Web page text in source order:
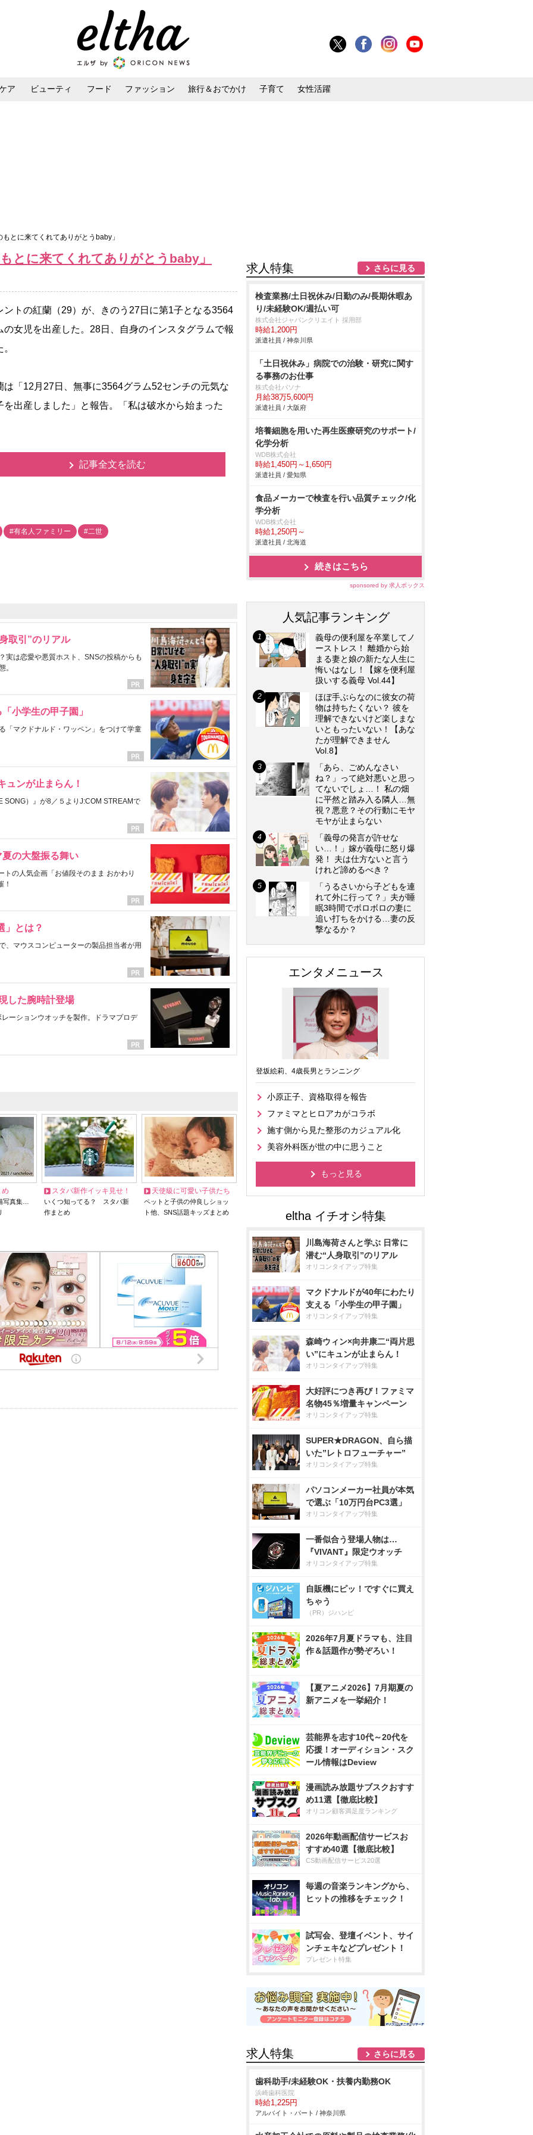
ア ビューティ フード ファッション 旅行＆おでかけ 子育て 女性活躍
とに来てくれてありがとうbaby」
とに来てくれてありがとうbaby」
トの紅蘭（29）が、きのう27日に第1子となる3564
の女児を出産した。28日、自身のインスタグラムで報
「12月27日、無事に3564グラム52センチの元気な
を出産しました」と報告。「私は破水から始まった
記事全文を読む
#有名人ファミリー #二世
取引”のリアル
実は恋愛や悪質ホスト、SNSの投稿からも
。
小学生の甲子園」
「マクドナルド・ワッペン」をつけて学童
ュンが止まらん！
SONG）』が8／５よりJ:COM STREAMで
の大盤振る舞い
の人気企画「お値段そのまま おかわり
！
」とは？
、マウスコンピューターの製品担当者が用
した腕時計登場
ーションウオッチを製作。ドラマプロデ
め
写真集…
スタバ新作イッキ見せ！
いくつ知ってる？ スタバ新
作まとめ
天使級に可愛い子供たち
ペットと子供の仲良しショッ
ト他、SNS話題キッズまとめ
求人特集 さらに見る
検査業務/土日祝休み/日勤のみ/長期休暇あ
り/未経験OK/週払い可
株式会社ジャパンクリエイト 採用部
時給1,200円
派遣社員 / 神奈川県
「土日祝休み」病院での治験・研究に関す
る事務のお仕事
株式会社パソナ
月給38万5,600円
派遣社員 / 大阪府
培養細胞を用いた再生医療研究のサポート/
化学分析
WDB株式会社
時給1,450円～1,650円
派遣社員 / 愛知県
食品メーカーで検査を行い品質チェック/化
学分析
WDB株式会社
時給1,250円～
派遣社員 / 北海道
続きはこちら
sponsored by 求人ボックス
人気記事ランキング
義母の便利屋を卒業してノ
ーストレス！ 離婚から始
まる妻と娘の新たな人生に
悔いはなし！【嫁を便利屋
扱いする義母 Vol.44】
ほぼ手ぶらなのに彼女の荷
物は持ちたくない？ 彼を
理解できないけど楽しまな
いともったいない！【あな
たが理解できません
Vol.8】
「あら、ごめんなさい
ね？」って絶対悪いと思っ
てないでしょ…！ 私の畑
に平然と踏み入る隣人…無
視？悪意？その行動にモヤ
モヤが止まらない
「義母の発言が許せな
い…！」嫁が義母に怒り爆
発！ 夫は仕方ないと言う
けれど諦めるべき？
「うるさいから子どもを連
れて外に行って？」夫が睡
眠3時間でボロボロの妻に
追い打ちをかける…妻の反
撃なるか？
エンタメニュース
登坂絵莉、4歳長男とランニング
小原正子、資格取得を報告
ファミマとヒロアカがコラボ
施す側から見た整形のカジュアル化
美容外科医が世の中に思うこと
もっと見る
川島海荷さんと学ぶ 日常に
潜む“人身取引”のリアル
オリコンタイアップ特集
マクドナルドが40年にわたり
支える「小学生の甲子園」
オリコンタイアップ特集
森崎ウィン×向井康二“両片思
い”にキュンが止まらん！
オリコンタイアップ特集
大好評につき再び！ファミマ
名物45％増量キャンペーン
オリコンタイアップ特集
SUPER★DRAGON、自ら描
いた”レトロフューチャー”
オリコンタイアップ特集
パソコンメーカー社員が本気
で選ぶ「10万円台PC3選」
オリコンタイアップ特集
一番似合う登場人物は…
『VIVANT』限定ウオッチ
オリコンタイアップ特集
自販機にピッ！ですぐに買え
ちゃう
（PR）ジハンピ
2026年7月夏ドラマも、注目
作＆話題作が勢ぞろい！
【夏アニメ2026】7月期夏の
新アニメを一挙紹介！
芸能界を志す10代～20代を
応援！オーディション・スク
ール情報はDeview
漫画読み放題サブスクおすす
め11選【徹底比較】
オリコン顧客満足度ランキング
2026年動画配信サービスお
すすめ40選【徹底比較】
CS動画配信サービス20選
毎週の音楽ランキングから、
ヒットの推移をチェック！
試写会、登壇イベント、サイ
ンチェキなどプレゼント！
プレゼント特集
求人特集 さらに見る
歯科助手/未経験OK・扶養内勤務OK
浜崎歯科医院
時給1,225円
アルバイト・パート / 神奈川県